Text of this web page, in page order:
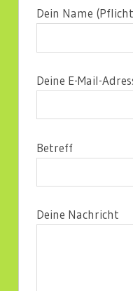
Dein Name
Deine E-Mail-
Betreff
Deine Nachricht